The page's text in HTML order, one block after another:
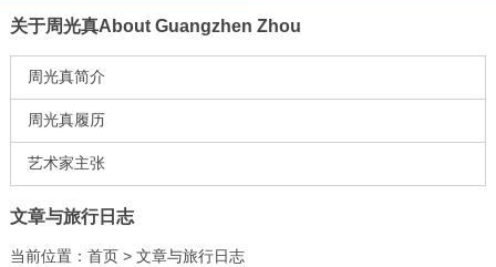
关于周光真About Guangzhen Zhou
周光真简介
周光真履历
艺术家主张
文章与旅行日志
当前位置： 首页> 文章与旅行日志